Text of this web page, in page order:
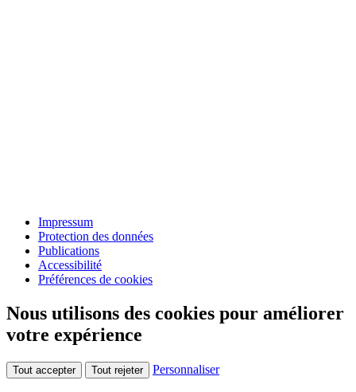
Impressum
Protection des données
Publications
Accessibilité
Préférences de cookies
Nous utilisons des cookies pour améliorer
votre expérience
Tout accepter Tout rejeter Personnaliser